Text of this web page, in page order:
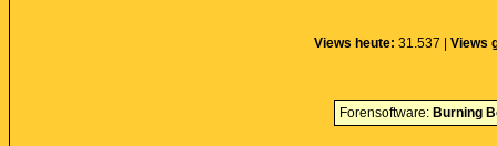
Views heute: 31.537 | Views
Forensoftware: Burning